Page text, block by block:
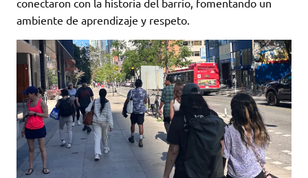
ambiente de aprendizaje y respeto.